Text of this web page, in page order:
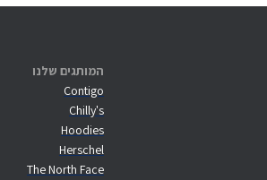
המותגים שלנו
Contigo
Chilly's
Hoodies
Herschel
The North Face